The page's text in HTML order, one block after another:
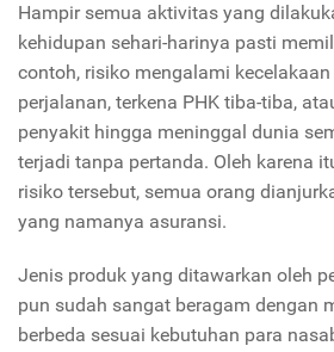
Hampir semua aktivitas yang
kehidupan sehari-harinya pasti
contoh, risiko mengalami
perjalanan, terkena PHK tiba-tiba,
penyakit hingga meninggal dunia
terjadi tanpa pertanda. Oleh karena
risiko tersebut, semua orang
yang namanya asuransi.
Jenis produk yang ditawarkan oleh
pun sudah sangat beragam dengan
berbeda sesuai kebutuhan para